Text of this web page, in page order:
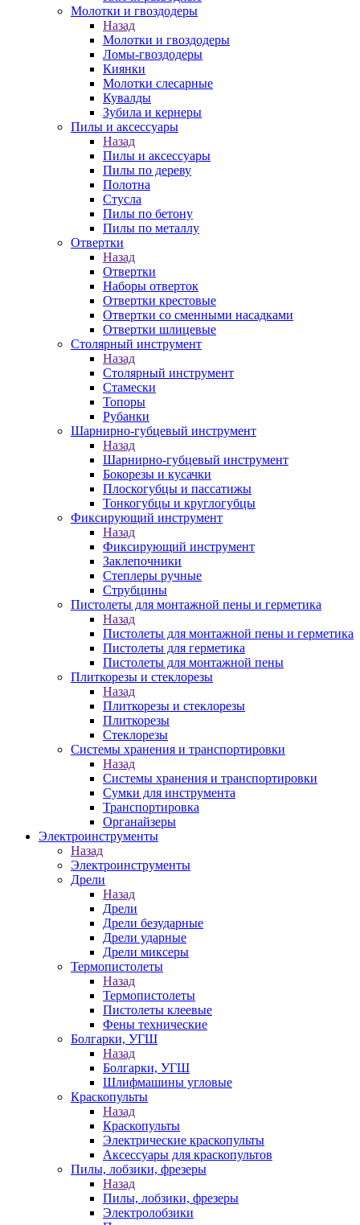
Молотки и гвоздодеры
Назад
Молотки и гвоздодеры
Ломы-гвоздодеры
Киянки
Молотки слесарные
Кувалды
Зубила и кернеры
Пилы и аксессуары
Назад
Пилы и аксессуары
Пилы по дереву
Полотна
Стусла
Пилы по бетону
Пилы по металлу
Отвертки
Назад
Отвертки
Наборы отверток
Отвертки крестовые
Отвертки со сменными насадками
Отвертки шлицевые
Столярный инструмент
Назад
Столярный инструмент
Стамески
Топоры
Рубанки
Шарнирно-губцевый инструмент
Назад
Шарнирно-губцевый инструмент
Бокорезы и кусачки
Плоскогубцы и пассатижы
Тонкогубцы и круглогубцы
Фиксирующий инструмент
Назад
Фиксирующий инструмент
Заклепочники
Степлеры ручные
Струбцины
Пистолеты для монтажной пены и герметика
Назад
Пистолеты для монтажной пены и герметика
Пистолеты для герметика
Пистолеты для монтажной пены
Плиткорезы и стеклорезы
Назад
Плиткорезы и стеклорезы
Плиткорезы
Стеклорезы
Системы хранения и транспортировки
Назад
Системы хранения и транспортировки
Сумки для инструмента
Транспортировка
Органайзеры
Электроинструменты
Назад
Электроинструменты
Дрели
Назад
Дрели
Дрели безударные
Дрели ударные
Дрели миксеры
Термопистолеты
Назад
Термопистолеты
Пистолеты клеевые
Фены технические
Болгарки, УГШ
Назад
Болгарки, УГШ
Шлифмашины угловые
Краскопульты
Назад
Краскопульты
Электрические краскопульты
Аксессуары для краскопультов
Пилы, лобзики, фрезеры
Назад
Пилы, лобзики, фрезеры
Электролобзики